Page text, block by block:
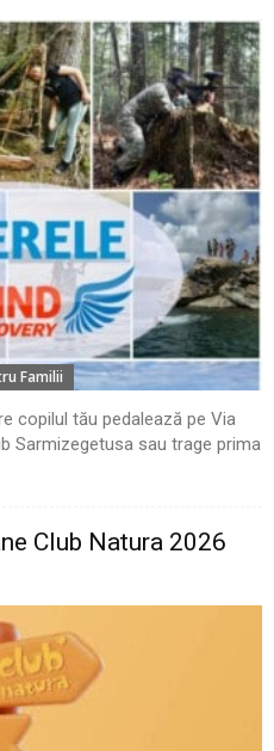
Familii
copilul tău pedalează pe Via
Sarmizegetusa sau trage prima
Club Natura 2026